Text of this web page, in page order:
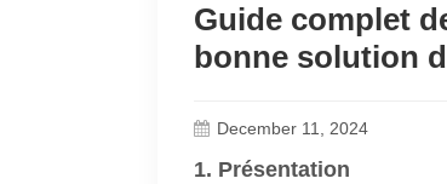
Guide complet
bonne solution
December 11, 2024
1. Présentation